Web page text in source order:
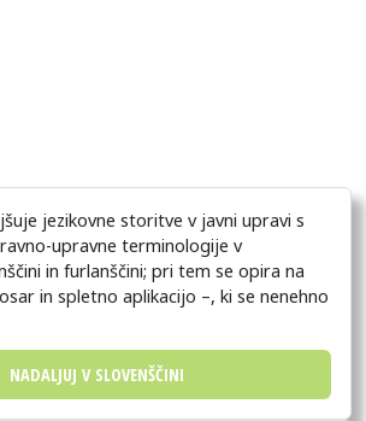
jezikovne storitve v javni upravi s
upravne terminologije v
in furlanščini; pri tem se opira na
in spletno aplikacijo –, ki se nenehno
NADALJUJ V SLOVENŠČINI